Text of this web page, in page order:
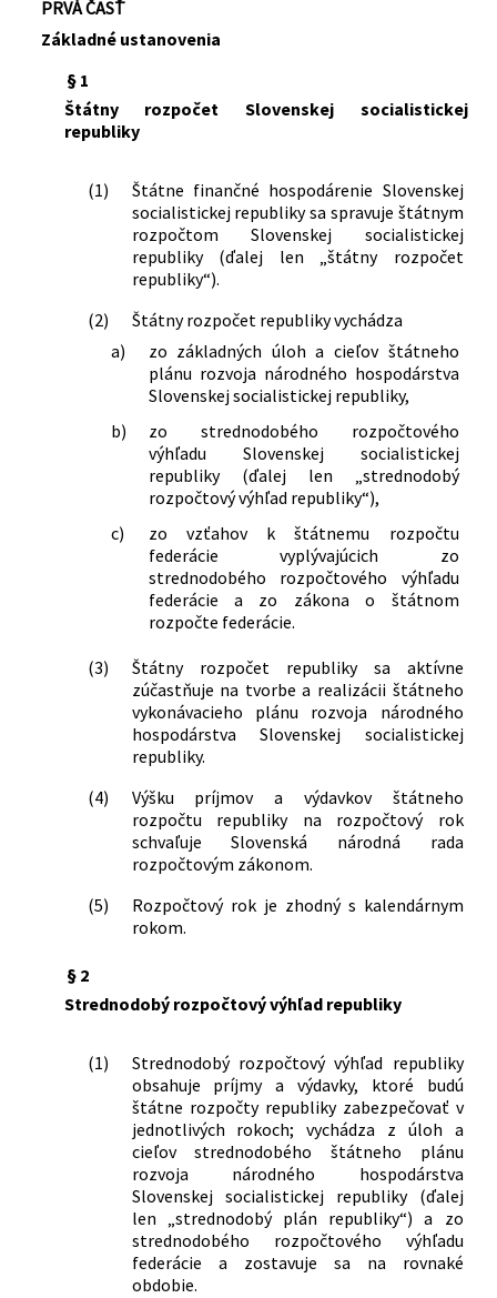
Nachádza sa v čiastke: 10/1971
republiky a predsedu Štátnej banky
bytovej výstavbe
151/1978 Zb.
socialistickej republiky a Ministerstva
financií Slovenskej socialistickej
republiky o združovaní prostriedkov
socialistických organizácií
121/1980 Zb.
Vyhláška Federálneho ministerstva
socialistickej republiky a Ministerstva
financií Slovenskej socialistickej
republiky o finančnej pomoci pri
prevode skupinových rodinných
domčekov z družstevného do osobného
vlastníctva
122/1980 Zb.
Vyhláška Federálneho ministerstva
financií, Ministerstva financií Českej
socialistickej republiky a Ministerstva
financií Slovenskej socialistickej
republiky o jednorazovom príspevku na
opatrenie náhradného bývania
občanom, ktorí uvoľnia byt v objekte
organizáciou
172/1980 Zb.
Vyhláška Federálneho ministerstva
financií, Ministerstva financií Českej
socialistickej republiky, Ministerstva
financií Slovenskej socialistickej
republiky a predsedu Štátnej banky
československej, ktorou sa mení a
vyhláška Federálneho ministerstva
financií, Ministerstva financií Českej
financií Slovenskej socialistickej
republiky a predsedu Štátnej banky
individuálnej bytovej výstavbe
financií, Ministerstva financií Českej
socialistickej republiky Ministerstva
financií Slovenskej socialistickej
republiky a predsedu Štátnej banky
československej z 18. decembra 1981 o
finančnej, úverovej a inej pomoci
družstevnej a individuálnej bytovej
výstavbe
68/1982 Zb.
Nariadenie vlády Slovenskej
socialistickej republiky o postihu za
PRVÁ ČASŤ
Základné ustanovenia
§ 1
Štátny rozpočet Slovenskej socialistickej
republiky
(1)
Štátne finančné hospodárenie Slovenskej
socialistickej republiky sa spravuje štátnym
rozpočtom Slovenskej socialistickej
republiky (ďalej len „štátny rozpočet
republiky“).
(2)
Štátny rozpočet republiky vychádza
a)
zo základných úloh a cieľov štátneho
plánu rozvoja národného hospodárstva
Slovenskej socialistickej republiky,
b)
zo strednodobého rozpočtového
výhľadu Slovenskej socialistickej
republiky (ďalej len „strednodobý
rozpočtový výhľad republiky“),
c)
zo vzťahov k štátnemu rozpočtu
federácie vyplývajúcich zo
strednodobého rozpočtového výhľadu
federácie a zo zákona o štátnom
rozpočte federácie.
(3)
Štátny rozpočet republiky sa aktívne
zúčastňuje na tvorbe a realizácii štátneho
vykonávacieho plánu rozvoja národného
hospodárstva Slovenskej socialistickej
republiky.
(4)
Výšku príjmov a výdavkov štátneho
rozpočtu republiky na rozpočtový rok
schvaľuje Slovenská národná rada
rozpočtovým zákonom.
(5)
Rozpočtový rok je zhodný s kalendárnym
rokom.
§ 2
Strednodobý rozpočtový výhľad republiky
(1)
Strednodobý rozpočtový výhľad republiky
obsahuje príjmy a výdavky, ktoré budú
štátne rozpočty republiky zabezpečovať v
jednotlivých rokoch; vychádza z úloh a
cieľov strednodobého štátneho plánu
rozvoja národného hospodárstva
Slovenskej socialistickej republiky (ďalej
len „strednodobý plán republiky“) a zo
strednodobého rozpočtového výhľadu
federácie a zostavuje sa na rovnaké
obdobie.